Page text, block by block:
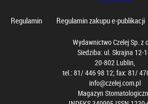
Regulamin Regulamin zakupu e-publikacji
Wydawnictwo Czelej Sp. z
Siedziba: ul. Skrajna 12-
20-802 Lublin,
tel.: 81/ 446 98 12; fax: 81/
info@czelej.com.pl
Magazyn